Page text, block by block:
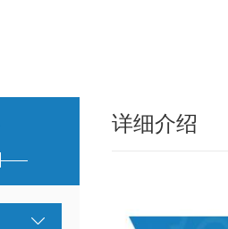
详细介绍